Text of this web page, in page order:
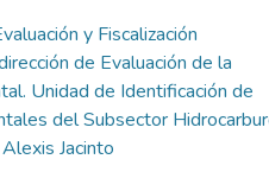
y Fiscalización
de Evaluación de la
Unidad de Identificación de
del Subsector
Jacinto